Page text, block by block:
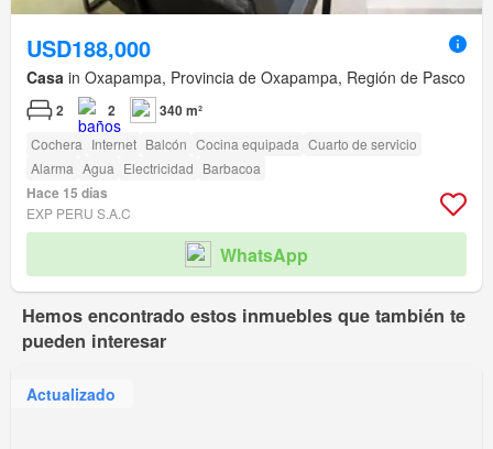
USD188,000
Casa in Oxapampa, Provincia de Oxapampa, Región de Pasco
2 2 340 m²
Cochera Internet Balcón Cocina equipada Cuarto de servicio
Alarma Agua Electricidad Barbacoa
Hace 15 días
EXP PERU S.A.C
WhatsApp
Hemos encontrado estos inmuebles que también te
pueden interesar
Actualizado